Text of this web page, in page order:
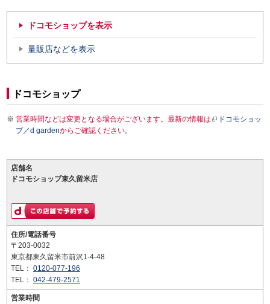
ドコモショップを表示
量販店などを表示
ドコモショップ
営業時間などは変更となる場合がございます。最新の情報は
ドコモショッ
プ／d gardenからご確認ください。
店舗名
ドコモショップ東久留米店
住所/電話番号
〒203-0032
東京都東久留米市前沢1-4-48
TEL： 0120-077-196
TEL： 042-479-2571
営業時間